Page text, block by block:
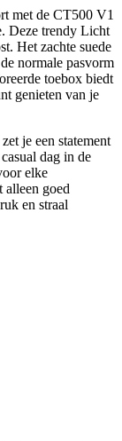
met de CT500 V1
Deze trendy Licht
Het zachte suede
normale pasvorm
toebox biedt
genieten van je
je een statement
dag in de
elke
alleen goed
en straal